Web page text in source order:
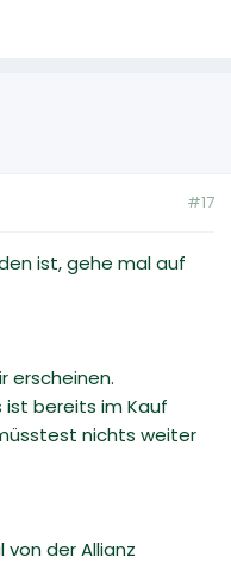
#17
ist, gehe mal auf
erscheinen.
ist bereits im Kauf
nichts weiter
der Allianz